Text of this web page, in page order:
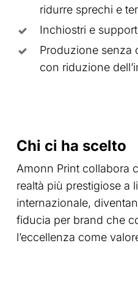
ridurre sprechi e
Inchiostri e
Produzione senza
con riduzione
Chi ci ha scelto
Amonn Print collabora
realtà più prestigiose a
internazionale,
fiducia per brand che
l’eccellenza come